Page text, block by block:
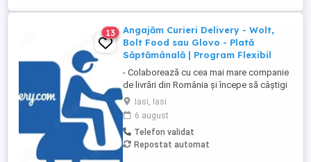
13
Angajăm Curieri Delivery - Wolt,
Bolt Food sau Glovo - Plată
Săptămânală | Program Flexibil
- Colaborează cu cea mai mare companie
de livrări din România și începe să câștigi
rapid! - Cerințe: Minim 18 ani Mijloc de
transport propriu (mașină, scuter,
motocicletă sau bicicletă) Telefon mobil
cu acces la internet - Ce oferim: Plată
săptămânală, fără întârzieri Bonusuri
Iasi, Iasi
6 august
Telefon validat
Repostat automat